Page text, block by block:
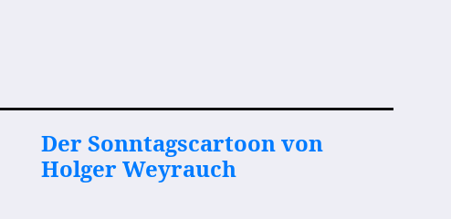
Der Sonntagscartoon von
Holger Weyrauch